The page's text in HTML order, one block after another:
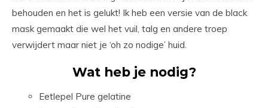
behouden en het is gelukt! Ik heb een versie van de black
mask gemaakt die wel het vuil, talg en andere troep
verwijdert maar niet je ‘oh zo nodige’ huid.
Wat heb je nodig?
Eetlepel Pure gelatine